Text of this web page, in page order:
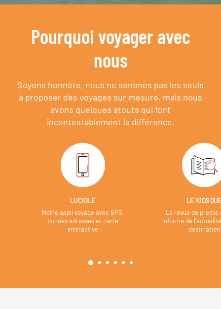
Pourquoi voyager avec
nous
Soyons honnête, nous ne sommes pas les seuls
à proposer des voyages sur mesure, mais nous
avons quelques atouts qui font
incontestablement la différence.
LUCIOLE
Notre appli voyage avec GPS,
bonnes adresses et carte
interactive
LE
La revue de presse
informe de
destination